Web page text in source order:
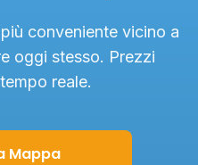
conveniente vicino a
oggi stesso. Prezzi
reale.
Mappa